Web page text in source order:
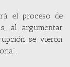
el proceso de
al argumentar
se vieron